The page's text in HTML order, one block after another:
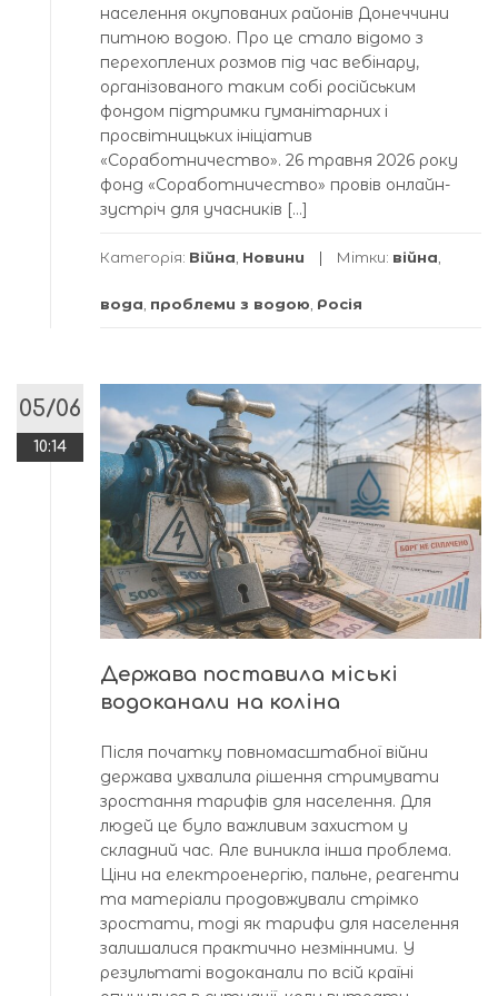
населення окупованих районів Донеччини
питною водою. Про це стало відомо з
перехоплених розмов під час вебінару,
організованого таким собі російським
фондом підтримки гуманітарних і
просвітницьких ініціатив
«Соработничество». 26 травня 2026 року
фонд «Соработничество» провів онлайн-
зустріч для учасників […]
Категорія: Війна Новини Мітки: війна
вода проблеми з водою Росія
05/06
10:14
Держава поставила міські
водоканали на коліна
Після початку повномасштабної війни
держава ухвалила рішення стримувати
зростання тарифів для населення. Для
людей це було важливим захистом у
складний час. Але виникла інша проблема.
Ціни на електроенергію, пальне, реагенти
та матеріали продовжували стрімко
зростати, тоді як тарифи для населення
залишалися практично незмінними. У
результаті водоканали по всій країні